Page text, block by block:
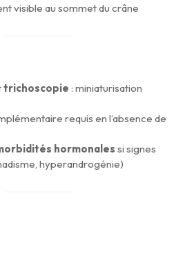
visible au sommet du crâne
trichoscopie : miniaturisation
requis en l’absence de
hormonales si signes
hyperandrogénie)